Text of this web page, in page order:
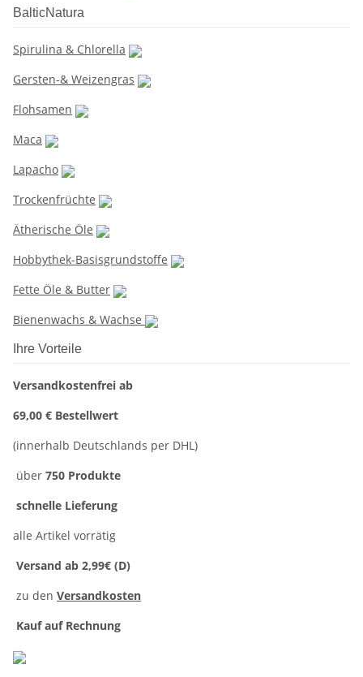
BalticNatura
Spirulina & Chlorella
Gersten-& Weizengras
Flohsamen
Maca
Lapacho
Trockenfrüchte
Ätherische Öle
Hobbythek-Basisgrundstoffe
Fette Öle & Butter
Bienenwachs & Wachse
Ihre Vorteile
Versandkostenfrei ab
69,00 € Bestellwert
(innerhalb Deutschlands per DHL)
über 750 Produkte
schnelle Lieferung
alle Artikel vorrätig
Versand ab 2,99€ (D)
zu den Versandkosten
Kauf auf Rechnung